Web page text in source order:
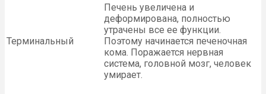
Терминальный
Печень увеличена и
деформирована, полностью
утрачены все ее функции.
Поэтому начинается печеночная
кома. Поражается нервная
система, головной мозг, человек
умирает.